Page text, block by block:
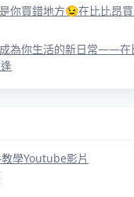
你買錯地方😉在比比昂
為你生活的新日常——在
學Youtube影片